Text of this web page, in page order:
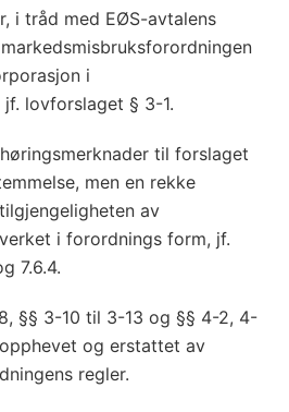
l
e
m
l
s
a
f
o
i tråd med EØS-avtalens
i
lovforslaget § 3-1.
til forslaget
men en rekke
av
i forordnings form, jf.
7.6.4.
§§ 3-10 til 3-13 og §§ 4-2, 4-
og erstattet av
regler.